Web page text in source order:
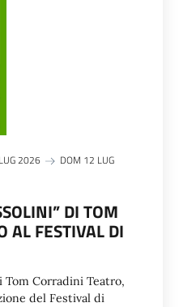
2026
DOM 12 LUG
DI TOM
AL FESTIVAL DI
Tom Corradini Teatro,
del Festival di